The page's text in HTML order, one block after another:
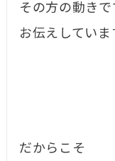
その方の動き
お伝えしていま
だからこそ